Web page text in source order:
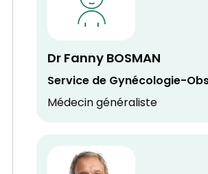
Dr Fanny BOSMAN
Service de Gynécologie-
Médecin généraliste